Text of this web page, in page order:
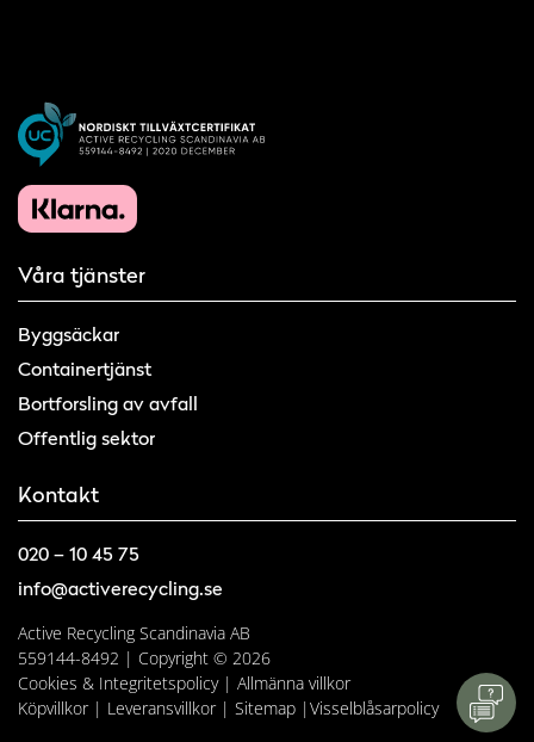
Våra tjänster
Byggsäckar
Containertjänst
Bortforsling av avfall
Offentlig sektor
Kontakt
020 – 10 45 75
info@activerecycling.se
Active Recycling Scandinavia AB
559144-8492 | Copyright © 2026
Cookies & Integritetspolicy| Allmänna villkor
Köpvillkor| Leveransvillkor| Sitemap | Visselblåsarpolicy